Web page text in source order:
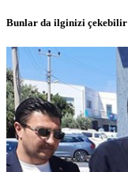
Bunlar da ilginizi çekebilir